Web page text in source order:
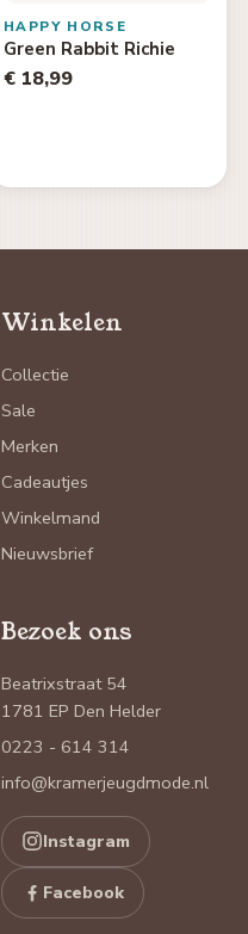
HAPPY HORSE
Green Rabbit Richie
€ 18,99
Winkelen
Collectie
Sale
Merken
Cadeautjes
Winkelmand
Nieuwsbrief
Bezoek ons
Beatrixstraat 54
1781 EP Den Helder
0223 - 614 314
info@kramerjeugdmode.nl
Instagram
Facebook